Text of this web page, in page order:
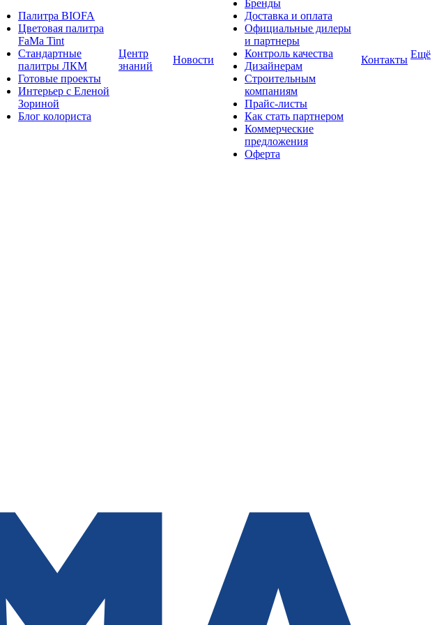
Палитра BIOFA
Цветовая палитра
FaMa Tint
Стандартные
палитры ЛКМ
Готовые проекты
Интерьер с Еленой
Зориной
Блог колориста
Центр
знаний
Новости
Бренды
Доставка и оплата
Официальные дилеры
и партнеры
Контроль качества
Дизайнерам
Строительным
компаниям
Прайс-листы
Как стать партнером
Коммерческие
предложения
Оферта
Контакты Ещё